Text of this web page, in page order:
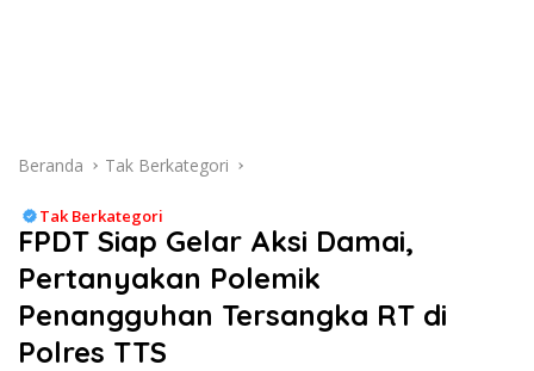
Beranda Tak Berkategori
Tak Berkategori
FPDT Siap Gelar Aksi Damai,
Pertanyakan Polemik
Penangguhan Tersangka RT di
Polres TTS